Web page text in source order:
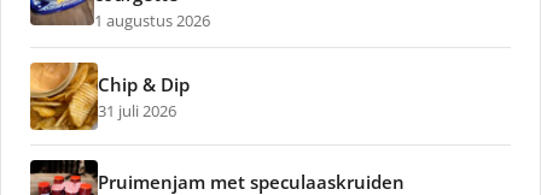
1 augustus 2026
Chip & Dip
31 juli 2026
Pruimenjam met speculaaskruiden